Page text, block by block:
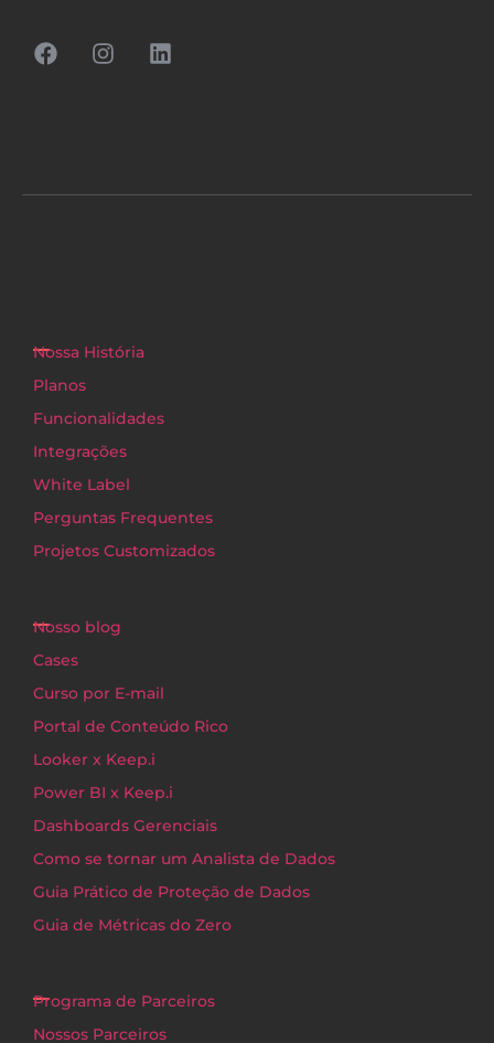
Nossa História
Planos
Funcionalidades
Integrações
White Label
Perguntas Frequentes
Projetos Customizados
Nosso blog
Cases
Curso por E-mail
Portal de Conteúdo Rico
Looker x Keep.i
Power BI x Keep.i
Dashboards Gerenciais
Como se tornar um Analista de Dados
Guia Prático de Proteção de Dados
Guia de Métricas do Zero
Programa de Parceiros
Nossos Parceiros